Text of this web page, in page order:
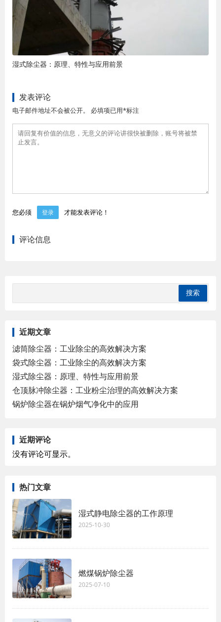
湿式除尘器：原理、特性与应用前景
发表评论
电子邮件地址不会被公开。 必填项已用*标注
您必须 登录 才能发表评论！
评论信息
近期文章
滤筒除尘器：工业除尘的高效解决方案
袋式除尘器：工业除尘的高效解决方案
湿式除尘器：原理、特性与应用前景
仓顶脉冲除尘器：工业粉尘治理的高效解决方案
锅炉除尘器在锅炉烟气净化中的应用
近期评论
没有评论可显示。
热门文章
湿式静电除尘器的工作原理
2025-10-30
燃煤锅炉除尘器
2025-07-10